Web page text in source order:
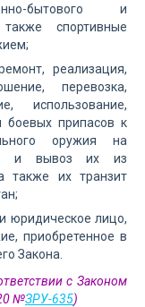
бытового и
спортивные
реализация,
перевозка,
использование,
боевых припасов к
оружия на
и вывоз их из
также их транзит
юридическое лицо,
приобретенное в
Закона.
с Законом
№ЗРУ-635)